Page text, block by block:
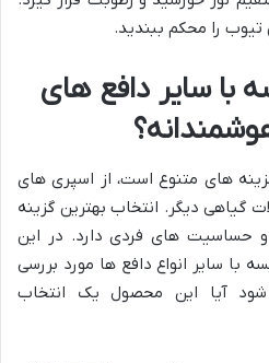
را محکم ببندید.
با سایر دافع های
های متنوع است، از اسپری های
گیاهی دیگر. انتخاب بهترین گزینه
و حساسیت های فردی دارد. در این
با سایر انواع دافع ها مورد بررسی
آیا این محصول یک انتخاب